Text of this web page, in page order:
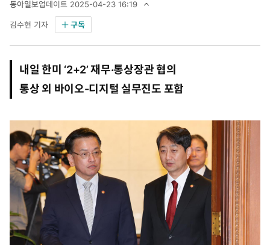
동아일보업데이트 2025-04-23 16:19
0
4
월
2
1
6
시
1
9
분
김수현 기자 구독
내일 한미 ‘2+2’ 재무·통상장관 협의
통상 외 바이오-디지털 실무진도 포함